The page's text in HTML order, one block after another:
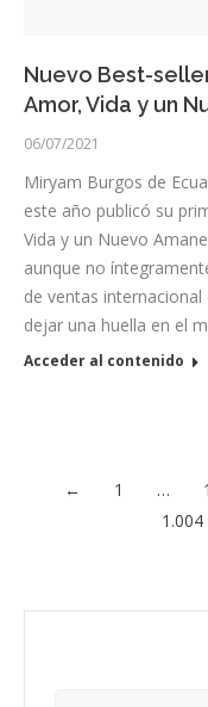
Nuevo Best-
Amor, Vida y un
06/07/2021
Miryam Burgos de
este año publicó su
Vida y un Nuevo
aunque no
de ventas
dejar una huella en el
Acceder al contenido
← 1 …
1.004